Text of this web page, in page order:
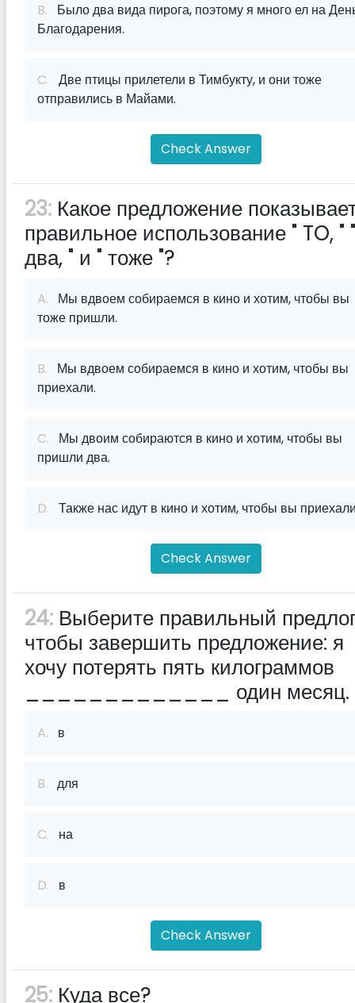
B. Было два вида пирога, поэтому я много ел на
Благодарения.
C. Две птицы прилетели в Тимбукту, и они тоже
отправились в Майами.
Check Answer
23: Какое предложение
правильное использование " TO, " "
два, " и " тоже "?
A. Мы вдвоем собираемся в кино и хотим, чтобы вы
тоже пришли.
B. Мы вдвоем собираемся в кино и хотим, чтобы вы
приехали.
C. Мы двоим собираются в кино и хотим, чтобы вы
пришли два.
D. Также нас идут в кино и хотим, чтобы вы
Check Answer
24: Выберите правильный
чтобы завершить предложение: я
хочу потерять пять килограммов
_____________ один месяц.
A. в
B. для
C. на
D. в
Check Answer
25: Куда все?